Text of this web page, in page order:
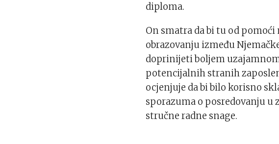
diploma.
On smatra da bi tu od
obrazovanju između
doprinijeti boljem
potencijalnih stranih
ocjenjuje da bi bilo korisno
sporazuma o posredovanju u
stručne radne snage.